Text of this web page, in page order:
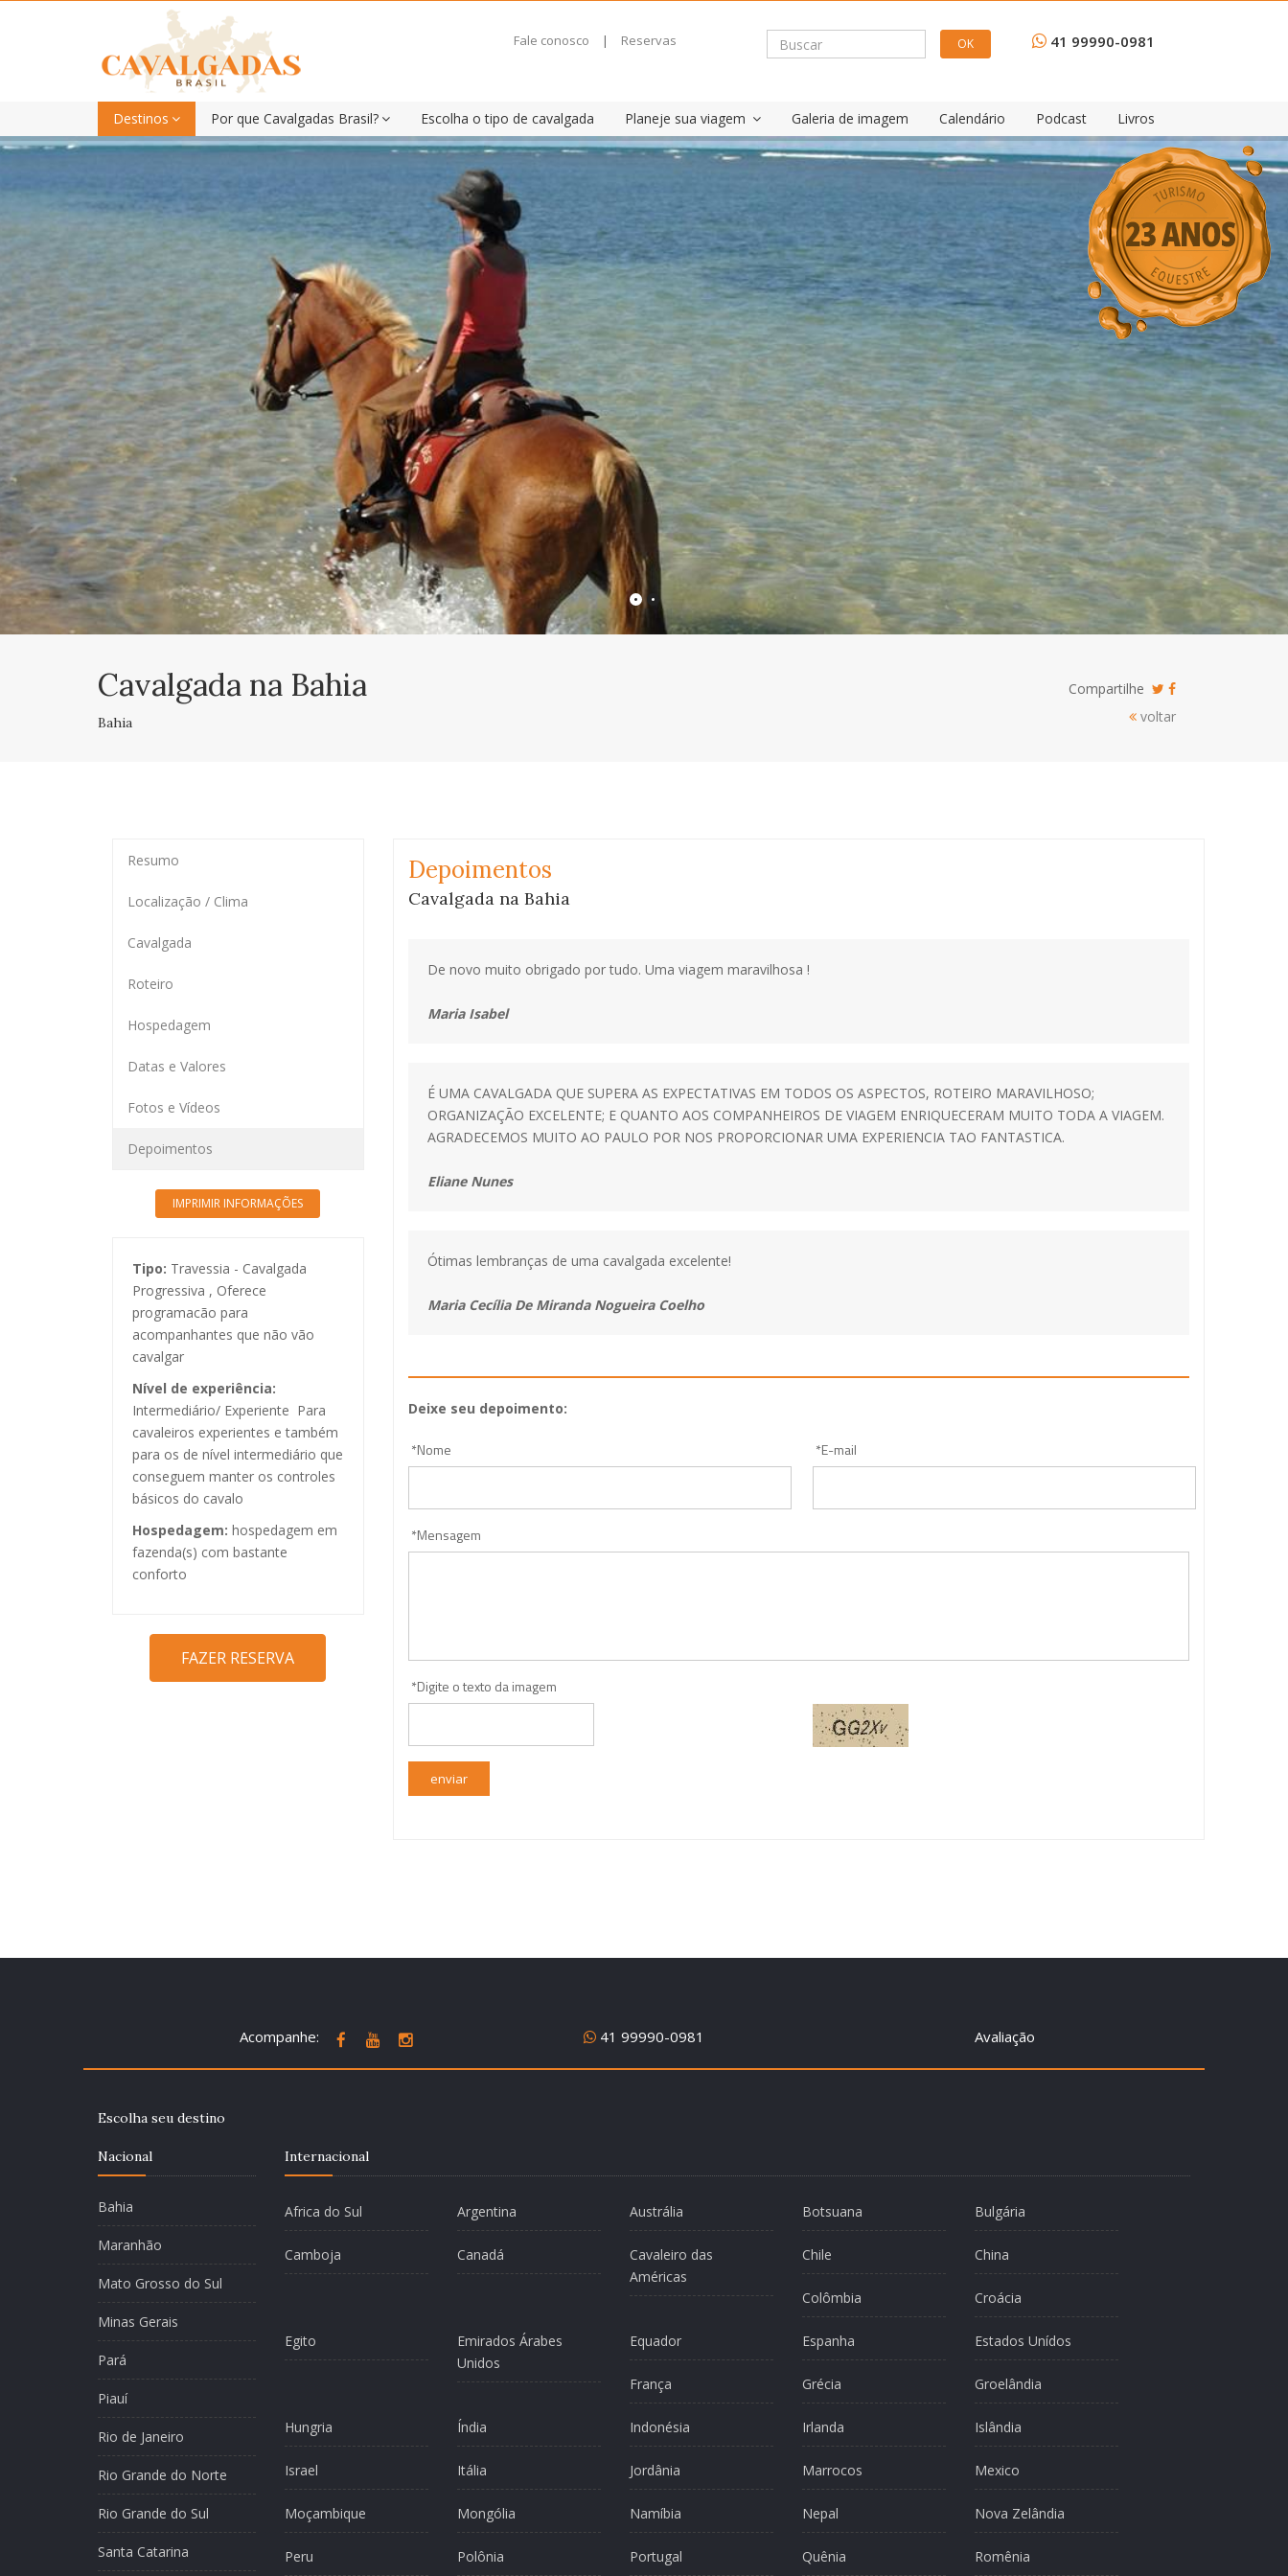
Fale conosco | Reservas 41 99990-0981
Destinos Por que Cavalgadas Brasil? Escolha o tipo de cavalgada Planeje sua viagem Galeria de imagem Calendário Podcast Livros
Cavalgada na Bahia
Bahia
Compartilhe
voltar
Resumo
Localização / Clima
Cavalgada
Roteiro
Hospedagem
Datas e Valores
Fotos e Vídeos
Depoimentos
Tipo: Travessia - Cavalgada
Progressiva , Oferece
programacão para
acompanhantes que não vão
cavalgar
Nível de experiência:
Intermediário/ Experiente  Para
cavaleiros experientes e também
para os de nível intermediário que
conseguem manter os controles
básicos do cavalo
Hospedagem: hospedagem em
fazenda(s) com bastante
conforto
Depoimentos
Cavalgada na Bahia
De novo muito obrigado por tudo. Uma viagem maravilhosa !
Maria Isabel
É UMA CAVALGADA QUE SUPERA AS EXPECTATIVAS EM TODOS OS ASPECTOS, ROTEIRO MARAVILHOSO;
ORGANIZAÇÃO EXCELENTE; E QUANTO AOS COMPANHEIROS DE VIAGEM ENRIQUECERAM MUITO TODA A VIAGEM.
AGRADECEMOS MUITO AO PAULO POR NOS PROPORCIONAR UMA EXPERIENCIA TAO FANTASTICA.
Eliane Nunes
Ótimas lembranças de uma cavalgada excelente!
Maria Cecília De Miranda Nogueira Coelho
Deixe seu depoimento:
*Nome *E-mail
*Mensagem
*Digite o texto da imagem
Acompanhe: 41 99990-0981 Avaliação
Escolha seu destino
Nacional
Bahia
Maranhão
Mato Grosso do Sul
Minas Gerais
Pará
Piauí
Rio de Janeiro
Rio Grande do Norte
Rio Grande do Sul
Santa Catarina
Internacional
Africa do Sul Argentina Austrália Botsuana Bulgária
Camboja Canadá
Cavaleiro das
Américas
Chile China
Colômbia Croácia
Egito
Emirados Árabes
Unidos
Equador Espanha Estados Unídos
França Grécia Groelândia
Hungria Índia Indonésia Irlanda Islândia
Israel Itália Jordânia Marrocos Mexico
Moçambique Mongólia Namíbia Nepal Nova Zelândia
Peru Polônia Portugal Quênia Romênia